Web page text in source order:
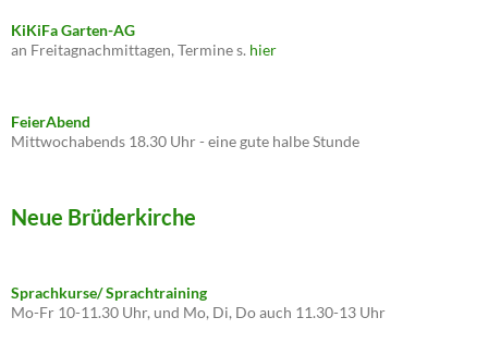
KiKiFa Garten-AG
an Freitagnachmittagen, Termine s. hier
FeierAbend
Mittwochabends 18.30 Uhr - eine gute halbe Stunde
Neue Brüderkirche
Sprachkurse/ Sprachtraining
Mo-Fr 10-11.30 Uhr, und Mo, Di, Do auch 11.30-13 Uhr